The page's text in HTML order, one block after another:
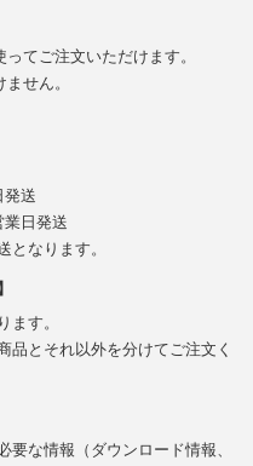
てご注文いただけます。
せん。
発送
日発送
なります。
ます。
品とそれ以外を分けてご注文く
要な情報（ダウンロード情報、